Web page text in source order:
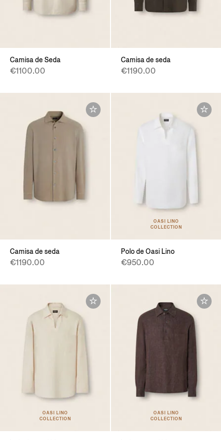
Camisa de Seda
€1100.00
Camisa de seda
€1190.00
Camisa de seda
€1190.00
OASI LINO
COLLECTION
Polo de Oasi Lino
€950.00
OASI LINO
COLLECTION
OASI LINO
COLLECTION